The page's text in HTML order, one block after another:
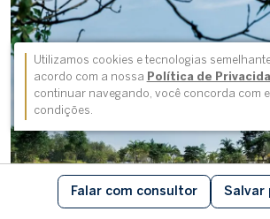
Utilizamos cookies e tecnologias
acordo com a nossa Política de
continuar navegando, você concorda com
condições.
Falar com consultor Salvar